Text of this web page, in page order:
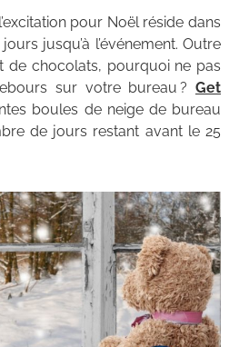
pour Noël réside dans
jusqu’à l’événement. Outre
de chocolats, pourquoi ne pas
sur votre bureau ? Get
boules de neige de bureau
de jours restant avant le 25